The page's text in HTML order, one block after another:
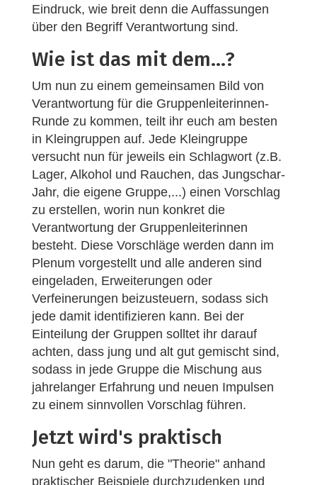
Eindruck, wie breit denn die Auffassungen
über den Begriff Verantwortung sind.
Wie ist das mit dem...?
Um nun zu einem gemeinsamen Bild von
Verantwortung für die Gruppenleiterinnen-
Runde zu kommen, teilt ihr euch am besten
in Kleingruppen auf. Jede Kleingruppe
versucht nun für jeweils ein Schlagwort (z.B.
Lager, Alkohol und Rauchen, das Jungschar-
Jahr, die eigene Gruppe,...) einen Vorschlag
zu erstellen, worin nun konkret die
Verantwortung der Gruppenleiterinnen
besteht. Diese Vorschläge werden dann im
Plenum vorgestellt und alle anderen sind
eingeladen, Erweiterungen oder
Verfeinerungen beizusteuern, sodass sich
jede damit identifizieren kann. Bei der
Einteilung der Gruppen solltet ihr darauf
achten, dass jung und alt gut gemischt sind,
sodass in jede Gruppe die Mischung aus
jahrelanger Erfahrung und neuen Impulsen
zu einem sinnvollen Vorschlag führen.
Jetzt wird's praktisch
Nun geht es darum, die "Theorie" anhand
praktischer Beispiele durchzudenken und